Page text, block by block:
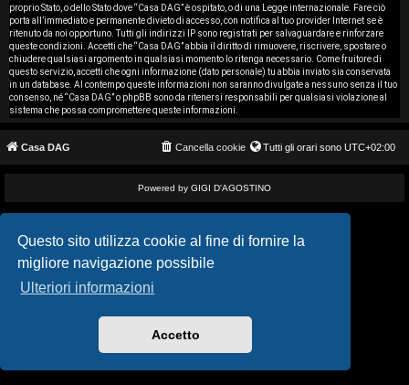
Questo sito utilizza cookie al fine di fornire la
migliore navigazione possibile
Ulteriori informazioni
Accetto
s
e
n
z
a
i
s
p
o
t
proprio Stato, o dello Stato dove “Casa DAG” è ospitato, o di una Legge internazionale. Fare ciò
porta all’immediato e permanente divieto di accesso, con notifica al tuo provider Internet se è
ritenuto da noi opportuno. Tutti gli indirizzi IP sono registrati per salvaguardare e rinforzare
queste condizioni. Accetti che “Casa DAG” abbia il diritto di rimuovere, riscrivere, spostare o
chiudere qualsiasi argomento in qualsiasi momento lo ritenga necessario. Come fruitore di
questo servizio, accetti che ogni informazione (dato personale) tu abbia inviato sia conservata
in un database. Al contempo queste informazioni non saranno divulgate a nessuno senza il tuo
consenso, né “Casa DAG” o phpBB sono da ritenersi responsabili per qualsiasi violazione al
sistema che possa compromettere queste informazioni.
Casa DAG Tutti gli orari sono UTC+02:00
Cancella cookie
Powered by GIGI D'AGOSTINO